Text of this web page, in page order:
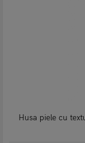
Husa piele cu